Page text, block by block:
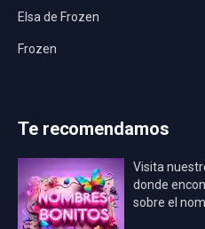
Elsa de Frozen
Frozen
Los Minions
Mario Bros
Te recomendamos
Visita
donde
sobre el